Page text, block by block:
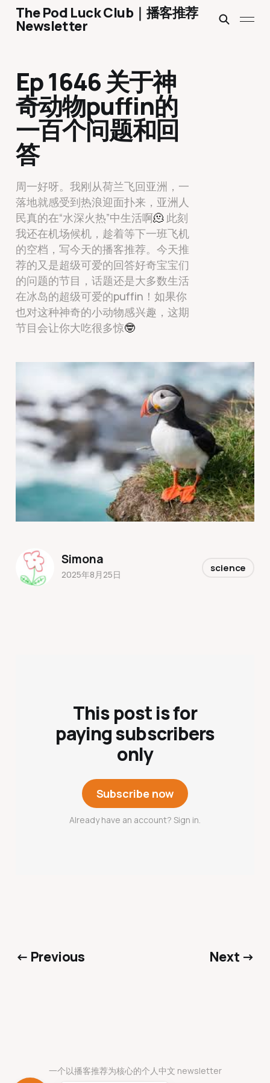
The Pod Luck Club｜播客推荐
Newsletter
Ep 1646 关于神
奇动物puffin的
一百个问题和回
答
周一好呀。我刚从荷兰飞回亚洲，一
落地就感受到热浪迎面扑来，亚洲人
民真的在“水深火热”中生活啊🫠此刻
我还在机场候机，趁着等下一班飞机
的空档，写今天的播客推荐。今天推
荐的又是超级可爱的回答好奇宝宝们
的问题的节目，话题还是大多数生活
在冰岛的超级可爱的puffin！如果你
也对这种神奇的小动物感兴趣，这期
节目会让你大吃很多惊🤓
This post is for
paying subscribers
only
Subscribe now
Already have an account? Sign in.
Simona
2025年8月25日
science
← Previous Next →
一个以播客推荐为核心的个人中文 newsletter